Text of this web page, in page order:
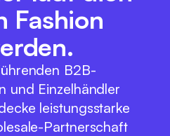
Fashion
B2B-
und Einzelhändler
leistungsstarke
Partnerschaft